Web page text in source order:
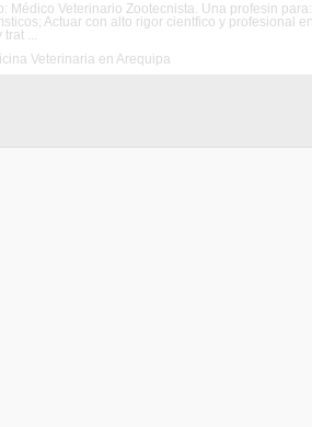
Médico Veterinario Zootecnista. Una profesin
Actuar con alto rigor cientfico y profesional
trat ...
Veterinaria en Arequipa